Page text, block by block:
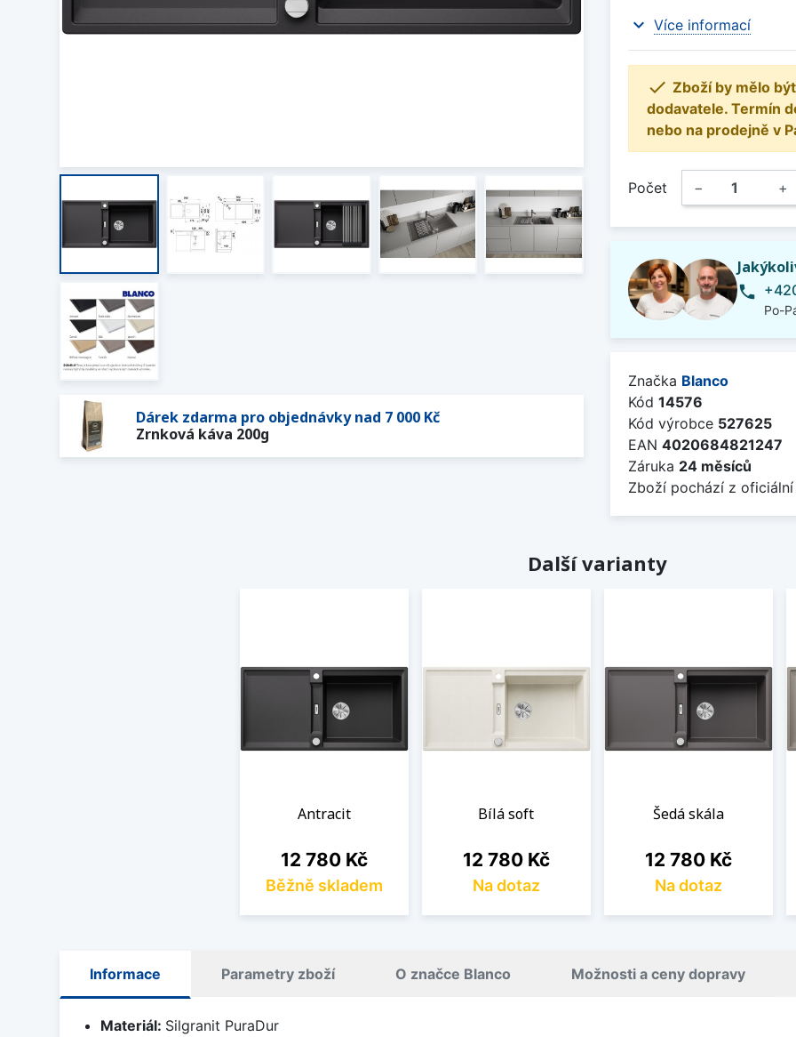
Dárek zdarma pro objednávky nad 7 000 Kč
Zrnková káva 200g
expand_more Více informací
 Zboží by mělo
dodavatele. Termín
nebo na prodejně v
Počet − +
phone
Po-
Značka Blanco
Kód 14576
Kód výrobce 527625
EAN 4020684821247
Záruka 24 měsíců
Zboží pochází z
Další varianty
Antracit
Cena
12 780 Kč
Běžně skladem
Bílá soft
Cena
12 780 Kč
Na dotaz
Šedá skála
Cena
12 780 Kč
Na dotaz
Informace Parametry zboží O značce Blanco Možnosti a ceny dopravy
Materiál: Silgranit PuraDur